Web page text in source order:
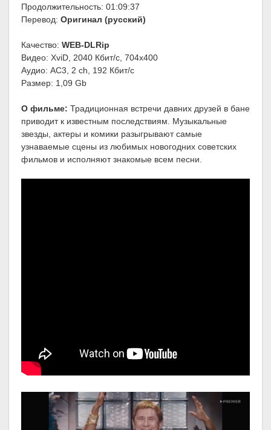
Продолжительность: 01:09:37
Перевод: Оригинал (русский)
Качество: WEB-DLRip
Видео: XviD, 2040 Кбит/с, 704x400
Аудио: AC3, 2 ch, 192 Кбит/с
Размер: 1,09 Gb
О фильме: Традиционная встречи давних друзей в бане
приводит к известным последствиям. Музыкальные
звезды, актеры и комики разыгрывают самые
узнаваемые сцены из любимых новогодних советских
фильмов и исполняют знакомые всем песни.